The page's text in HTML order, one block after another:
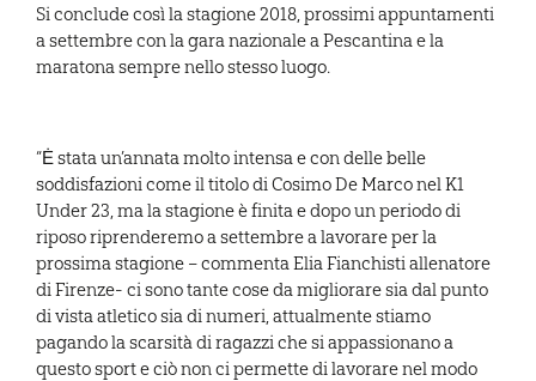
Si conclude così la stagione 2018, prossimi appuntamenti
a settembre con la gara nazionale a Pescantina e la
maratona sempre nello stesso luogo.
“Ė stata un’annata molto intensa e con delle belle
soddisfazioni come il titolo di Cosimo De Marco nel K1
Under 23, ma la stagione è finita e dopo un periodo di
riposo riprenderemo a settembre a lavorare per la
prossima stagione – commenta Elia Fianchisti allenatore
di Firenze- ci sono tante cose da migliorare sia dal punto
di vista atletico sia di numeri, attualmente stiamo
pagando la scarsità di ragazzi che si appassionano a
questo sport e ciò non ci permette di lavorare nel modo